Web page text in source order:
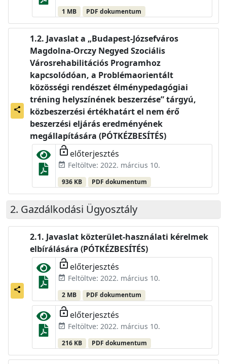
1 MB PDF dokumentum
share
Javaslat a „Budapest-Józsefváros
Magdolna-Orczy Negyed Szociális
Városrehabilitációs Programhoz
kapcsolódóan, a Problémaorientált
közösségi rendészet élménypedagógiai
tréning helyszínének beszerzése” tárgyú,
közbeszerzési értékhatárt el nem érő
beszerzési eljárás eredményének
megállapítására (PÓTKÉZBESÍTÉS)
lock_open előterjesztés
event_available Feltöltve: 2022. március 10.
936 KB PDF dokumentum
Gazdálkodási Ügyosztály
share
Javaslat közterület-használati kérelmek
elbírálására (PÓTKÉZBESÍTÉS)
lock_open előterjesztés
event_available Feltöltve: 2022. március 10.
2 MB PDF dokumentum
lock_open előterjesztés
event_available Feltöltve: 2022. március 10.
216 KB PDF dokumentum